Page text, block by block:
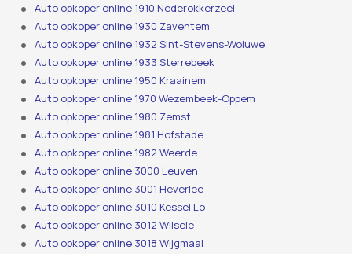
Auto opkoper online 1910 Nederokkerzeel
Auto opkoper online 1930 Zaventem
Auto opkoper online 1932 Sint-Stevens-Woluwe
Auto opkoper online 1933 Sterrebeek
Auto opkoper online 1950 Kraainem
Auto opkoper online 1970 Wezembeek-Oppem
Auto opkoper online 1980 Zemst
Auto opkoper online 1981 Hofstade
Auto opkoper online 1982 Weerde
Auto opkoper online 3000 Leuven
Auto opkoper online 3001 Heverlee
Auto opkoper online 3010 Kessel Lo
Auto opkoper online 3012 Wilsele
Auto opkoper online 3018 Wijgmaal